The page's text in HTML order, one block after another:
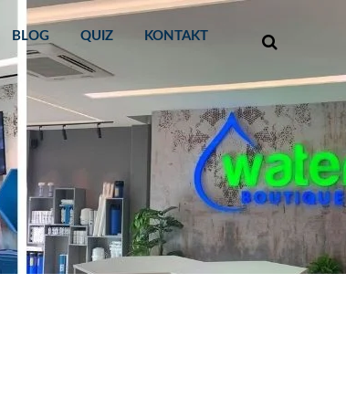
BLOG QUIZ KONTAKT